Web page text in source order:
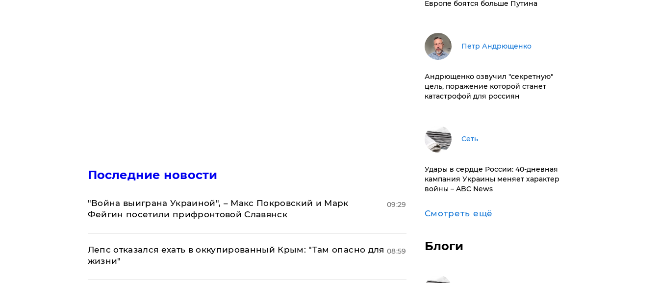
Последние новости
"Война выиграна Украиной", – Макс Покровский и Марк
Фейгин посетили прифронтовой Славянск
09:29
Лепс отказался ехать в оккупированный Крым: "Там опасно для
жизни"
08:59
Европе боятся больше Путина
Петр Андрющенко
Андрющенко озвучил "секретную"
цель, поражение которой станет
катастрофой для россиян
Сеть
Удары в сердце России: 40-дневная
кампания Украины меняет характер
войны – ABC News
Смотреть ещё
Блоги